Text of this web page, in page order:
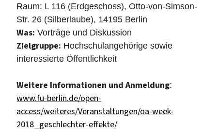
Raum: L 116 (Erdgeschoss), Otto-von-Simson-
Str. 26 (Silberlaube), 14195 Berlin
Was: Vorträge und Diskussion
Zielgruppe: Hochschulangehörige sowie
interessierte Öffentlichkeit
Weitere Informationen und Anmeldung:
www.fu-berlin.de/open-
access/weiteres/Veranstaltungen/oa-week-
2018_geschlechter-effekte/